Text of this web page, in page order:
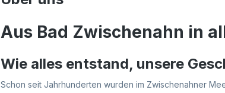
Aus Bad Zwischenahn in
Wie alles entstand, unsere
Schon seit Jahrhunderten wurden im Zwischenahner